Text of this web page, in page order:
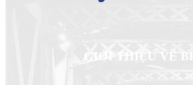
GIỚI THIỆU VỀ